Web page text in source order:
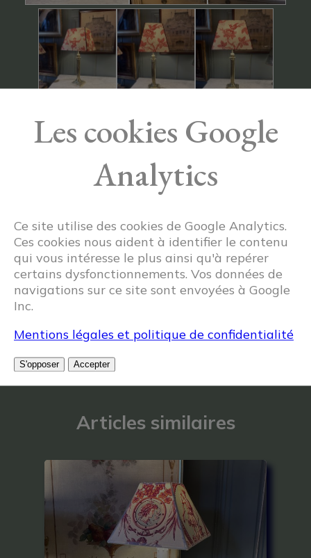
Articles similaires
Les cookies Google
Analytics
Ce site utilise des cookies de Google Analytics.
Ces cookies nous aident à identifier le contenu
qui vous intéresse le plus ainsi qu'à repérer
certains dysfonctionnements. Vos données de
navigations sur ce site sont envoyées à Google
Inc.
Mentions légales et politique de confidentialité
S'opposer Accepter